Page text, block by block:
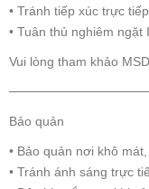
• Tránh tiếp xúc trực
• Tuân thủ nghiêm ngặt
Vui lòng tham khảo
Bảo quản
• Bảo quản nơi khô
• Tránh ánh sáng trực